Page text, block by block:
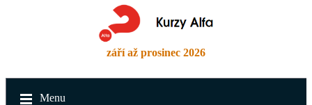
září až prosinec 2026
Menu